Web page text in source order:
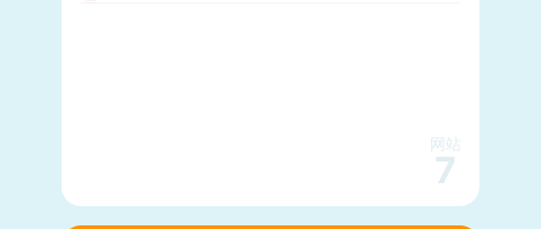
网站
7